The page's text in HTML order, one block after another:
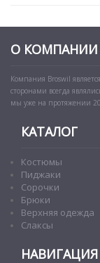
О КОМПАНИИ
Компания Broswil
сторонами всегда
мы уже на протяжении
КАТАЛОГ
Костюмы
Пиджаки
Сорочки
Брюки
Верхняя одежда
Слаксы
НАВИГАЦИЯ